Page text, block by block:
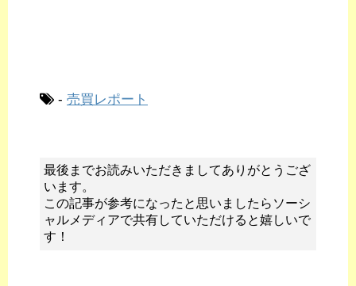
- 売買レポート
最後までお読みいただきましてありがとうござ
います。
この記事が参考になったと思いましたらソーシ
ャルメディアで共有していただけると嬉しいで
す！